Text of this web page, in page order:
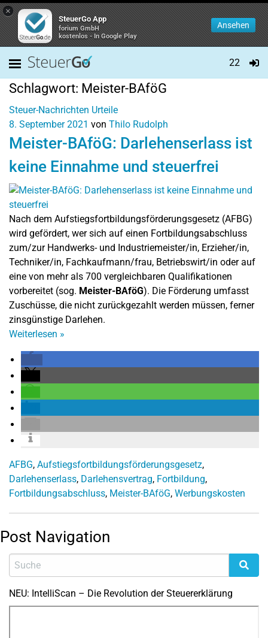
×
SteuerGo App
forium GmbH
kostenlos - In Google Play
Ansehen
22
Schlagwort: Meister-BAföG
Steuer-Nachrichten Urteile
8. September 2021 von Thilo Rudolph
Meister-BAföG: Darlehenserlass ist
keine Einnahme und steuerfrei
Nach dem Aufstiegsfortbildungsförderungsgesetz (AFBG)
wird gefördert, wer sich auf einen Fortbildungsabschluss
zum/zur Handwerks- und Industriemeister/in, Erzieher/in,
Techniker/in, Fachkaufmann/frau, Betriebswirt/in oder auf
eine von mehr als 700 vergleichbaren Qualifikationen
vorbereitet (sog. Meister-BAföG). Die Förderung umfasst
Zuschüsse, die nicht zurückgezahlt werden müssen, ferner
zinsgünstige Darlehen.
Weiterlesen »
AFBG, Aufstiegsfortbildungsförderungsgesetz,
Darlehenserlass, Darlehensvertrag, Fortbildung,
Fortbildungsabschluss, Meister-BAföG, Werbungskosten
Post Navigation
NEU: IntelliScan – Die Revolution der Steuererklärung